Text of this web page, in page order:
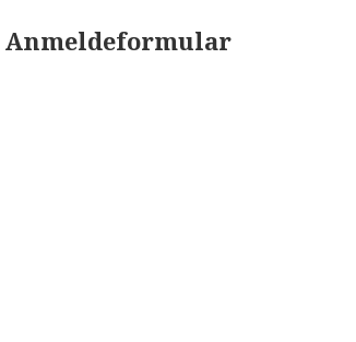
Anmeldeformular